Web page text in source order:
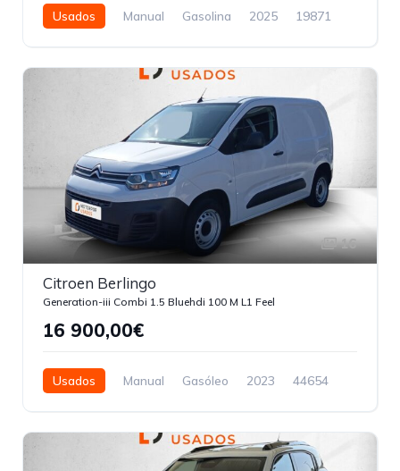
Usados Manual Gasolina 2025
19871
16
Citroen Berlingo
Generation-iii Combi 1.5 Bluehdi 100 M L1 Feel
16 900,00€
Usados Manual Gasóleo 2023
44654